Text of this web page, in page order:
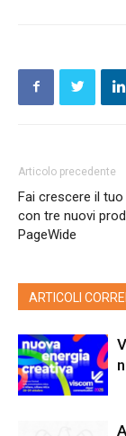
Articolo precedente
Fai crescere il
con tre nuovi
PageWide
ARTICOLI